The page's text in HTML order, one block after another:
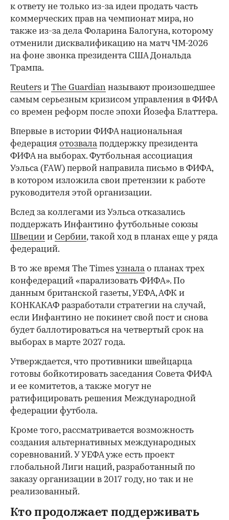
к ответу не только из-за идеи продать часть
коммерческих прав на чемпионат мира, но
также из-за дела Фоларина Балогуна, которому
отменили дисквалификацию на матч ЧМ-2026
на фоне звонка президента США Дональда
Трампа.
Reuters и The Guardian называют произошедшее
самым серьезным кризисом управления в ФИФА
со времен реформ после эпохи Йозефа Блаттера.
Впервые в истории ФИФА национальная
федерация отозвалаподдержку президента
ФИФА на выборах. Футбольная ассоциация
Уэльса (FAW) первой направила письмо в ФИФА,
в котором изложила свои претензии к работе
руководителя этой организации.
Вслед за коллегами из Уэльса отказались
поддержать Инфантино футбольные союзы
Швеции и Сербии, такой ход в планах еще у ряда
федераций.
В то же время The Times узналао планах трех
конфедераций «парализовать ФИФА». По
данным британской газеты, УЕФА, АФК и
КОНКАКАФ разработали стратегии на случай,
если Инфантино не покинет свой пост и снова
будет баллотироваться на четвертый срок на
выборах в марте 2027 года.
Утверждается, что противники швейцарца
готовы бойкотировать заседания Совета ФИФА
и ее комитетов, а также могут не
ратифицировать решения Международной
федерации футбола.
Кроме того, рассматривается возможность
создания альтернативных международных
соревнований. У УЕФА уже есть проект
глобальной Лиги наций, разработанный по
заказу организации в 2017 году, но так и не
реализованный.
Кто продолжает поддерживать